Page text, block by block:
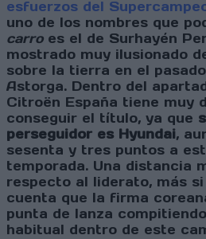
esfuerzos del
uno de los nombres que
carroes el de Surhayén
mostrado muy ilusionado
sobre la tierra en el
Astorga. Dentro del
Citroën España tiene muy
conseguir el título, ya que
perseguidor es Hyundai,
sesenta y tres puntos a
temporada. Una distancia
respecto al liderato, más
cuenta que la firma
punta de lanza
habitual dentro de este